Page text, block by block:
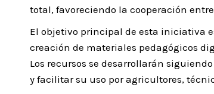
total, favoreciendo la cooperación
El objetivo principal de esta iniciativa
creación de materiales pedagógicos
Los recursos se desarrollarán
y facilitar su uso por agricultores,